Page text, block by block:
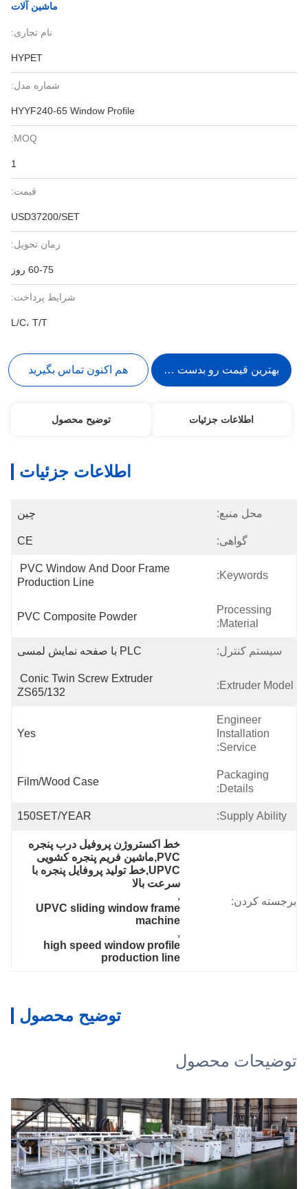
ماشین آلات
نام تجاری:
HYPET
شماره مدل:
HYYF240-65 Window Profile
MOQ:
قیمت:
USD37200/SET
زمان تحویل:
60-75 روز
شرایط پرداخت:
L/C، T/T
بهترین قیمت رو بدست بیار هم اکنون تماس بگیرید
اطلاعات جزئیات توضیح محصول
اطلاعات جزئیات
محل منبع: چین
گواهی: CE
Keywords:
PVC Window And Door Frame
Production Line
Processing
Material:
PVC Composite Powder
سیستم کنترل: PLC با صفحه نمایش لمسی
Extruder Model:
Conic Twin Screw Extruder
ZS65/132
Engineer
Installation
Service:
Yes
Packaging
Details:
Film/Wood Case
Supply Ability:
150SET/YEAR
برجسته کردن:
خط اکستروژن پروفیل درب پنجره
PVC,ماشین فریم پنجره کشویی
UPVC,خط تولید پروفایل پنجره با
سرعت بالا
UPVC sliding window frame
machine
high speed window profile
production line
توضیح محصول
توضیحات محصول